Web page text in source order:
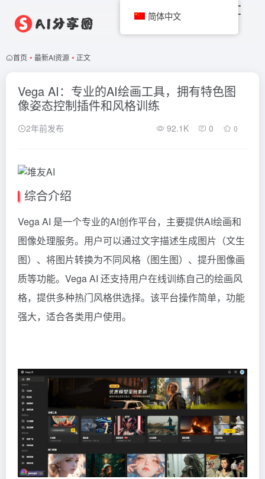
首页 • 最新AI资源 • 正文
Vega AI：专业的AI绘画工具，拥有特色图
像姿态控制插件和风格训练
2年前发布 92.1K 0 0
综合介绍
Vega AI 是一个专业的AI创作平台，主要提供AI绘画和
图像处理服务。用户可以通过文字描述生成图片（文生
图）、将图片转换为不同风格（图生图）、提升图像画
质等功能。Vega AI 还支持用户在线训练自己的绘画风
格，提供多种热门风格供选择。该平台操作简单，功能
强大，适合各类用户使用。
简体中文